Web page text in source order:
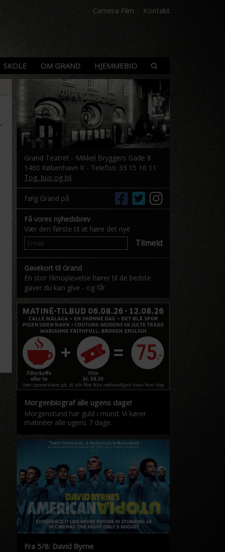
Camera Film Kontakt
SKOLE OM GRAND HJEMMEBIO
Grand Teatret - Mikkel Bryggers Gade 8
1460 København K - Telefon: 33 15 16 11
Tog, bus og bil
Følg Grand på
Få vores nyhedsbrev
Vær den første til at høre det nye
Tilmeld
Gavekort til Grand
En stor filmoplevelse hører til de bedste
gaver du kan give - og få!
Morgenbiograf alle ugens dage!
Morgenstund har guld i mund: Vi kører
matinéer alle ugens 7 dage.
Fra 5/8: David Byrne